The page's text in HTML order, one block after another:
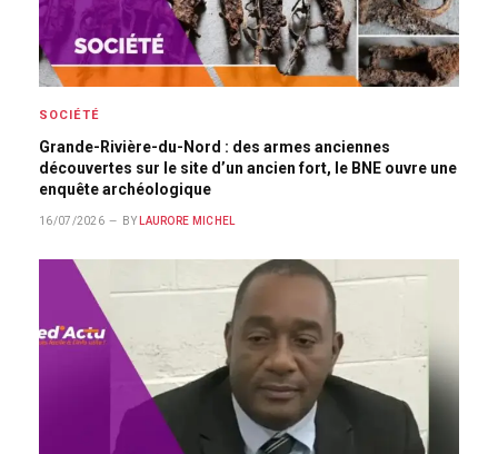
SOCIÉTÉ
Grande-Rivière-du-Nord : des armes anciennes
découvertes sur le site d’un ancien fort, le BNE ouvre une
enquête archéologique
16/07/2026 BY LAURORE MICHEL